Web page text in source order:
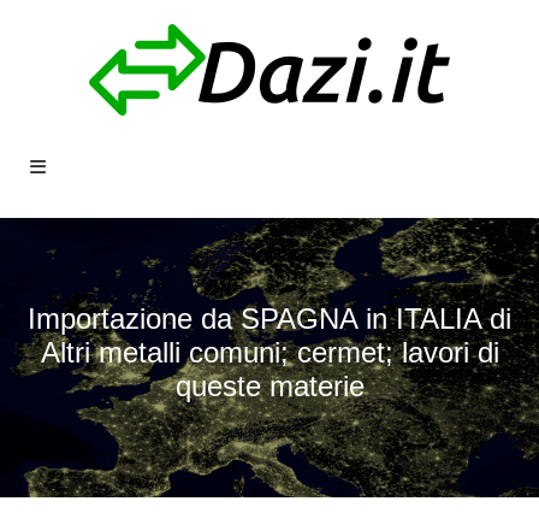
Importazione da SPAGNA in ITALIA di
Altri metalli comuni; cermet; lavori di
queste materie